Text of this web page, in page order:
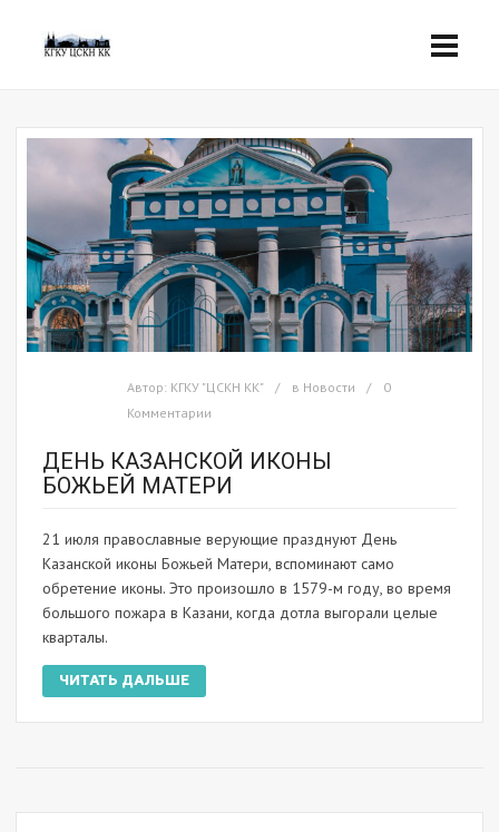
Автор: КГКУ "ЦСКН КК" в Новости
0
Комментарии
ДЕНЬ КАЗАНСКОЙ ИКОНЫ
БОЖЬЕЙ МАТЕРИ
21 июля православные верующие празднуют День
Казанской иконы Божьей Матери, вспоминают само
обретение иконы. Это произошло в 1579-м году, во время
большого пожара в Казани, когда дотла выгорали целые
кварталы.
ЧИТАТЬ ДАЛЬШЕ